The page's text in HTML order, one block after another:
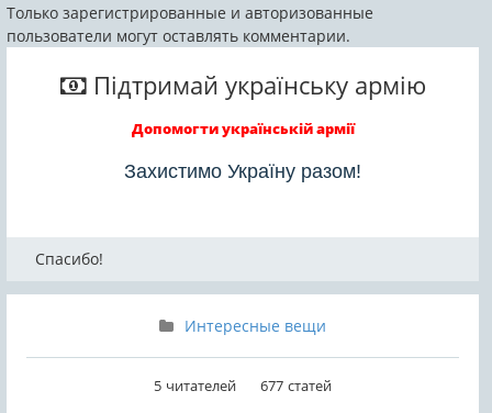
Только зарегистрированные и авторизованные
пользователи могут оставлять комментарии.
Підтримай українську армію
Допомогти українській армії
Захистимо Україну разом!
Спасибо!
Интересные вещи
5 читателей 677 статей